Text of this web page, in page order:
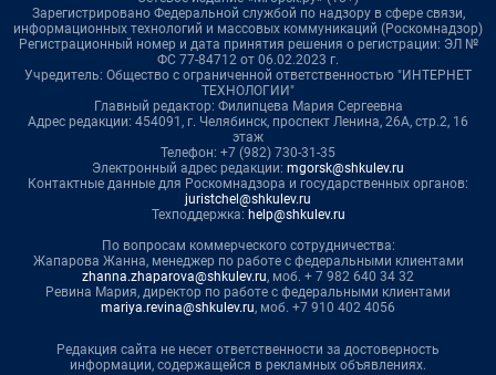
Зарегистрировано Федеральной службой по надзору в сфере связи,
информационных технологий и массовых коммуникаций (Роскомнадзор)
Регистрационный номер и дата принятия решения о регистрации: ЭЛ №
ФС 77-84712 от 06.02.2023 г.
Учредитель: Общество с ограниченной ответственностью "ИНТЕРНЕТ
ТЕХНОЛОГИИ"
Главный редактор: Филипцева Мария Сергеевна
Адрес редакции: 454091, г. Челябинск, проспект Ленина, 26А, стр.2, 16
этаж
Телефон: +7 (982) 730-31-35
Электронный адрес редакции: mgorsk@shkulev.ru
Контактные данные для Роскомнадзора и государственных органов:
juristchel@shkulev.ru
Техподдержка: help@shkulev.ru
По вопросам коммерческого сотрудничества:
Жапарова Жанна, менеджер по работе с федеральными клиентами
zhanna.zhaparova@shkulev.ru, моб. + 7 982 640 34 32
Ревина Мария, директор по работе с федеральными клиентами
mariya.revina@shkulev.ru, моб. +7 910 402 4056
Редакция сайта не несет ответственности за достоверность
информации, содержащейся в рекламных объявлениях.